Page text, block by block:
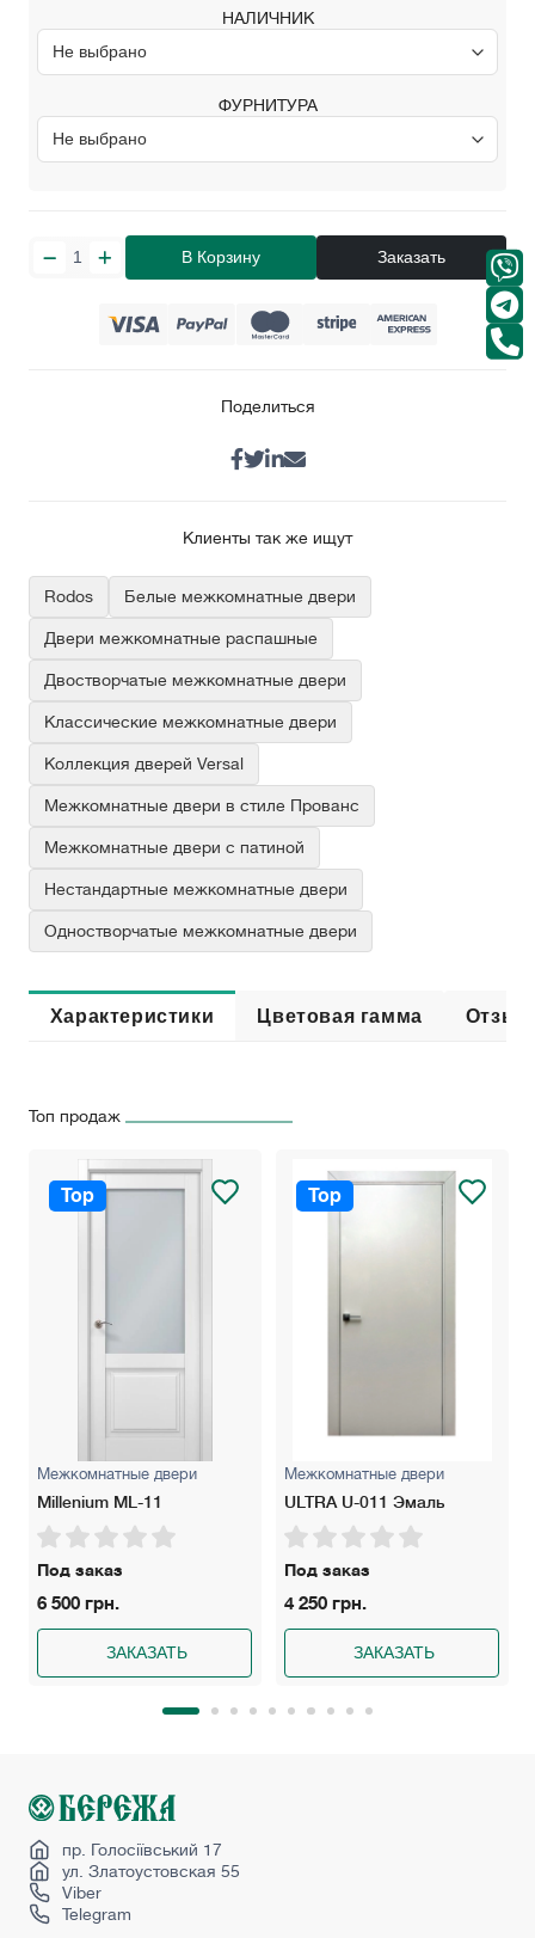
НАЛИЧНИК
ФУРНИТУРА
В Корзину Заказать
Поделиться
Клиенты так же ищут
Rodos Белые межкомнатные двери
Двери межкомнатные распашные
Двостворчатые межкомнатные двери
Классические межкомнатные двери
Коллекция дверей Versal
Межкомнатные двери в стиле Прованс
Межкомнатные двери с патиной
Нестандартные межкомнатные двери
Одностворчатые межкомнатные двери
Характеристики Цветовая гамма
Топ продаж
Top
Межкомнатные двери
Millenium ML-11
Под заказ
6 500 грн.
ЗАКАЗАТЬ
Top
Межкомнатные двери
ULTRA U-011 Эмаль
Под заказ
4 250 грн.
ЗАКАЗАТЬ
пр. Голосіївський 17
ул. Златоустовская 55
Viber
Telegram